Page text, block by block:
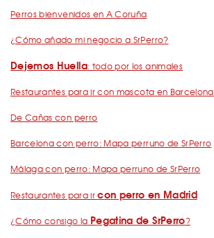
Perros bienvenidos en A Coruña
¿Cómo añado mi negocio a SrPerro?
Dejemos Huella: todo por los animales
Restaurantes para ir con mascota en Barcelona
De Cañas con perro
Barcelona con perro: Mapa perruno de SrPerro
Málaga con perro: Mapa perruno de SrPerro
Restaurantes para ircon perro en Madrid
¿Cómo consigo la Pegatina de SrPerro?